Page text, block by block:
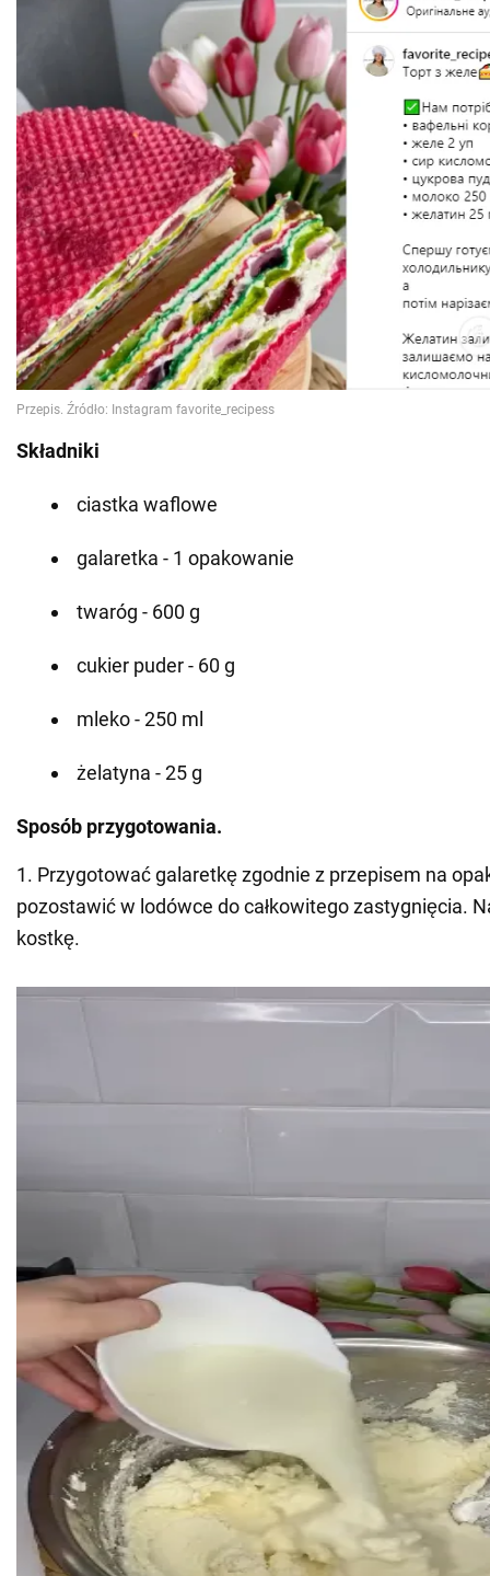
Składniki
ciastka waflowe
galaretka - 1 opakowanie
twaróg - 600 g
cukier puder - 60 g
mleko - 250 ml
żelatyna - 25 g
Sposób przygotowania.
1. Przygotować galaretkę zgodnie z przepisem na
pozostawić w lodówce do całkowitego zastygnięcia.
kostkę.